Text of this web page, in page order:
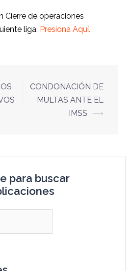
Cierre de operaciones
liga: Presiona Aquí.
CONDONACIÓN DE
MULTAS ANTE EL
IMSS
⟶
para buscar